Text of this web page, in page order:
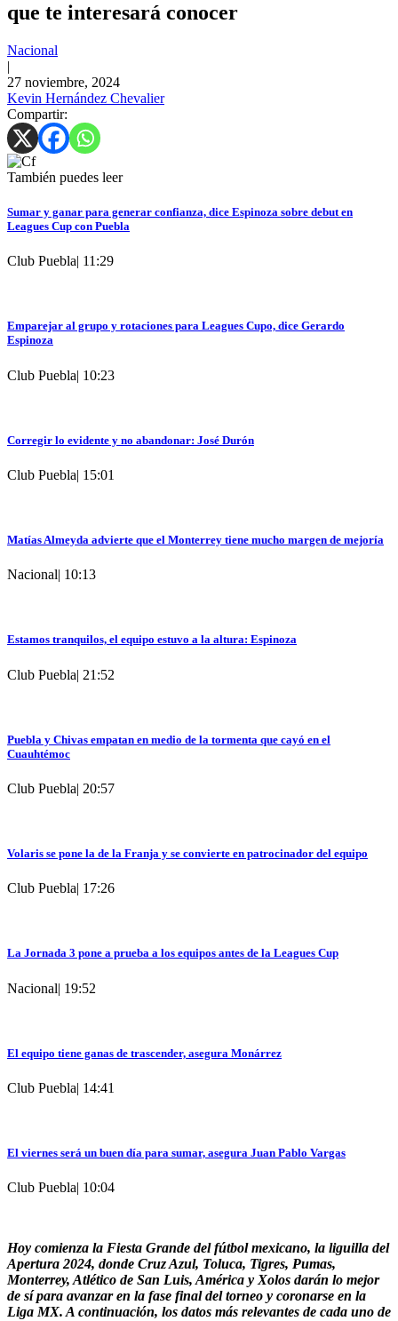
que te interesará conocer
Nacional
|
27 noviembre, 2024
Kevin Hernández Chevalier
Compartir:
También puedes leer
Sumar y ganar para generar confianza, dice Espinoza sobre debut en
Leagues Cup con Puebla
Club Puebla| 11:29
Emparejar al grupo y rotaciones para Leagues Cupo, dice Gerardo
Espinoza
Club Puebla| 10:23
Corregir lo evidente y no abandonar: José Durón
Club Puebla| 15:01
Matías Almeyda advierte que el Monterrey tiene mucho margen de mejoría
Nacional| 10:13
Estamos tranquilos, el equipo estuvo a la altura: Espinoza
Club Puebla| 21:52
Puebla y Chivas empatan en medio de la tormenta que cayó en el
Cuauhtémoc
Club Puebla| 20:57
Volaris se pone la de la Franja y se convierte en patrocinador del equipo
Club Puebla| 17:26
La Jornada 3 pone a prueba a los equipos antes de la Leagues Cup
Nacional| 19:52
El equipo tiene ganas de trascender, asegura Monárrez
Club Puebla| 14:41
El viernes será un buen día para sumar, asegura Juan Pablo Vargas
Club Puebla| 10:04
Hoy comienza la Fiesta Grande del fútbol mexicano, la liguilla del
Apertura 2024, donde Cruz Azul, Toluca, Tigres, Pumas,
Monterrey, Atlético de San Luis, América y Xolos darán lo mejor
de sí para avanzar en la fase final del torneo y coronarse en la
Liga MX. A continuación, los datos más relevantes de cada uno de